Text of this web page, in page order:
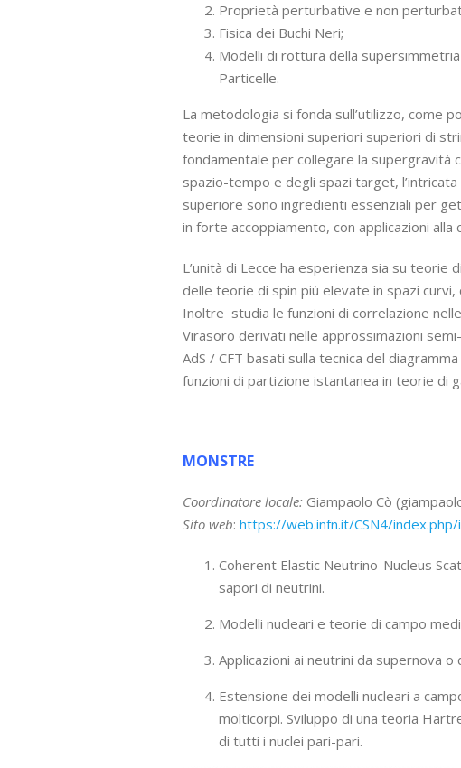
Proprietà perturbative e non
Fisica dei Buchi Neri;
Modelli di rottura della
Particelle.
La metodologia si fonda sull’utilizzo,
teorie in dimensioni superiori superiori di
fondamentale per collegare la supergravità
spazio-tempo e degli spazi target,
superiore sono ingredienti essenziali per
in forte accoppiamento, con applicazioni alla
L’unità di Lecce ha esperienza sia su
delle teorie di spin più elevate in spazi
Inoltre studia le funzioni di correlazione
Virasoro derivati nelle approssimazioni
AdS / CFT basati sulla tecnica del
funzioni di partizione istantanea in teorie di
MONSTRE
Coordinatore locale: Giampaolo Cò
Sito web: https://web.infn.it/CSN4/
Coherent Elastic Neutrino-Nucleus
sapori di neutrini.
Modelli nucleari e teorie di campo
Applicazioni ai neutrini da supernova o
Estensione dei modelli nucleari a
molticorpi. Sviluppo di una teoria
di tutti i nuclei pari-pari.